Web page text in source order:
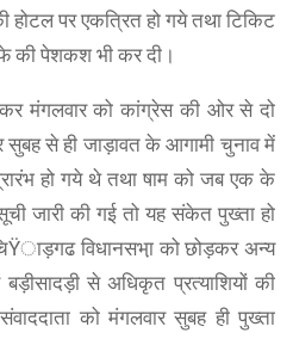
होटल पर एकत्रित हो गये तथा टिकिट
की पेशकश भी कर दी।
मंगलवार को कांग्रेस की ओर से दो
सुबह से ही जाड़ावत के आगामी चुनाव में
हो गये थे तथा षाम को जब एक के
जारी की गई तो यह संकेत पुख्ता हो
विधानसभा़ को छोड़कर अन्य
से अधिकृत प्रत्याशियों की
को मंगलवार सुबह ही पुख्ता